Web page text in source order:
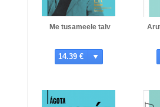
Me tusameele talv
14.39 €